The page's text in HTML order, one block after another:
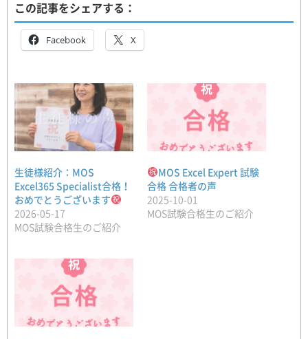
この記事をシェアする：
Facebook X
生徒様紹介：MOS
Excel365 Specialist合格！
おめでとうございます
2026-05-17
MOS試験合格生のご紹介
MOS Excel Expert 試験
合格 合格者の声
2025-10-01
MOS試験合格生のご紹介